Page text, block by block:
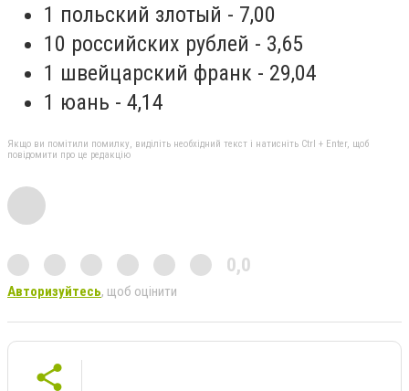
1 польский злотый - 7,00
10 российских рублей - 3,65
1 швейцарский франк - 29,04
1 юань - 4,14
Якщо ви помітили помилку, виділіть необхідний текст і натисніть Ctrl + Enter, щоб
повідомити про це редакцію
0,0
Авторизуйтесь, щоб оцінити